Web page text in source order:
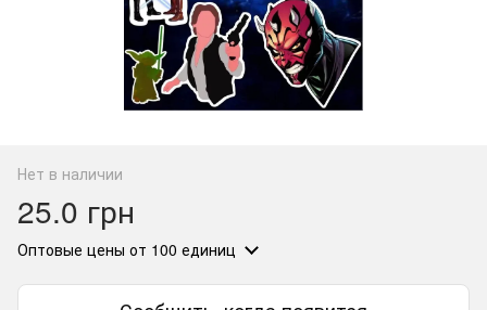
Нет в наличии
25.0 грн
Оптовые цены от 100 единиц